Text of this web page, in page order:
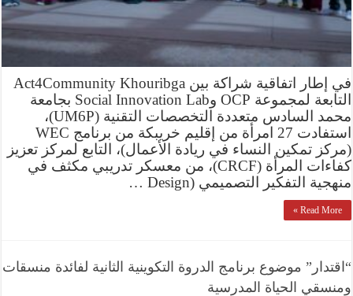
في إطار اتفاقية شراكة بين Act4Community Khouribga
التابعة لمجموعة OCP وSocial Innovation Lab بجامعة
محمد السادس متعددة التخصصات التقنية (UM6P)،
استفادت 27 امرأة من إقليم خريبكة من برنامج WEC
(مركز تمكين النساء في ريادة الأعمال)، التابع لمركز تعزيز
كفاءات المرأة (CRCF)، من معسكر تدريبي مكثف في
منهجية التفكير التصميمي (Design …
Read More »
“اقتدار” موضوع برنامج الدروة التكوينية الثانية لفائدة منسقات
ومنسقي الحياة المدرسية